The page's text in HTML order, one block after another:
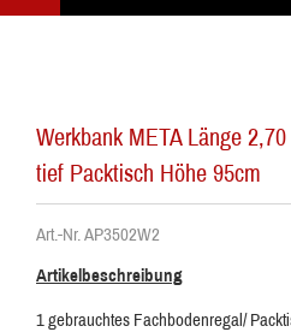
Werkbank META Länge
tief Packtisch Höhe 95cm
Art.-Nr. AP3502W2
Artikelbeschreibung
1 gebrauchtes Fachbodenregal/